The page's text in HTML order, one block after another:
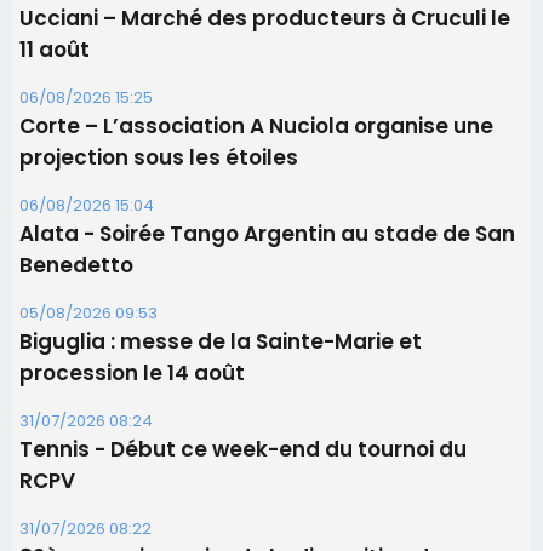
Alata - Soirée Tango Argentin au stade de San
Benedetto
05/08/2026 09:53
Biguglia : messe de la Sainte-Marie et
procession le 14 août
31/07/2026 08:24
Tennis - Début ce week-end du tournoi du
RCPV
31/07/2026 08:22
82ème anniversaire de la disparition du
Commandant Antoine de Saint Exupery
Les plus lus
Satine Nomary est la nouvelle Miss Corse 2026